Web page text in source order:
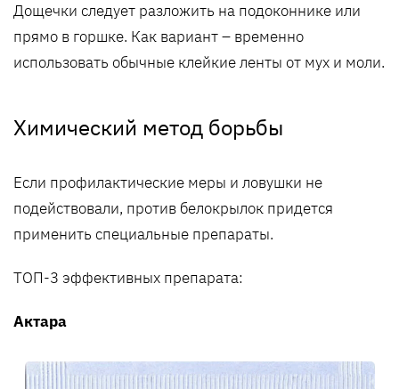
Дощечки следует разложить на подоконнике или
прямо в горшке. Как вариант – временно
использовать обычные клейкие ленты от мух и моли.
Химический метод борьбы
Если профилактические меры и ловушки не
подействовали, против белокрылок придется
применить специальные препараты.
ТОП-3 эффективных препарата:
Актара